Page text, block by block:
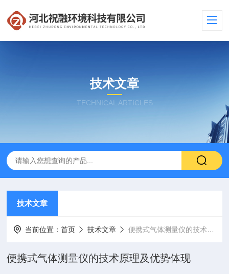
技术文章
TECHNICAL ARTICLES
技术文章
当前位置：首页 技术文章 便携式气体测量仪的技术原理及优势体现
便携式气体测量仪的技术原理及优势体现